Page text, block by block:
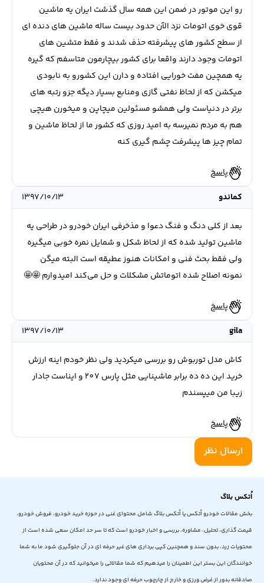
رو این موتور در ضمن این همه سال گذشت ایران یه ماشین
قوی خوی اتومات نزد الآن حدود بیست ساله ماشین های دنده ای
از سطح کشور های پیشرفته حذف شدند و فقط متشین های
اتومات وجود دارند واقعا برای کشور بیچارمون متاسفم که گیره
یه همچین مفت خورایی افتاده و دارن این کشورو به نابودی
میکشن که از لحاظ نفتی گازی ومنابع بسیار دیگه جزو رتبه های
برتر در دنیاست ولی همشو مسئولین میچاپن و میخورن هیچی
هم به مردم نمیرسه به امید روزی که کشور ما از لحاظ ماشین و
تمام چیز ها پیشرفت چشم گیری کنه
پاسخ
کماندو
۱۳۹۷/۱۰/۱۳
بعد از کلی دنگ و فنگ دعوا و مذخرفی ایران خودرو در طراحی یه
ماشین تولید شده که از لحاظ شکل و شمایل نمره خوبی میگیره
ولی فقط بحث فنی و امکانات هنوز عطیقه است البته میگن
نمونه اصلاح شده اتوماتش مشکلات و حل می‌کند امیدوارم 🤩🤩
پاسخ
gila
۱۳۹۷/۱۰/۱۳
کاش مدل توربوش رو بررسی میکردید ولی نظر خودم اینه ارزش
خرید این ده ده برابر ماشینایی مثل پارس 207 و ایناست جادار
زیبا من میپسندم
پاسخ
ارسال نظر
اُتکس بلاگ
بخش مقالات خودرو اُتکس یا اُتکس بلاگ شامل محتوای غنی در حوزه خرید خودرو، فروش خودرو،
قیمت گذاری، تحلیل، مشاوره، بررسی و اخبار خودرو است که تا سر حد امکان سعی شده است از
محتویات زرد، بدون سند و همچنین کپی برداری های غیر حرفه ای در آن جلوگیری شود ما به شما
خوانندگان این بستر این اطمینان را میدهیم که شما مقالاتی را میخوانید که در آن محتویان
صادقانه بدور از غرض ورزی و خارج از چارچوب حرفه ای وجود ندارد.